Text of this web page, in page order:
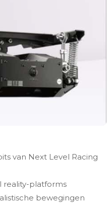
van Next Level Racing
reality-platforms
bewegingen